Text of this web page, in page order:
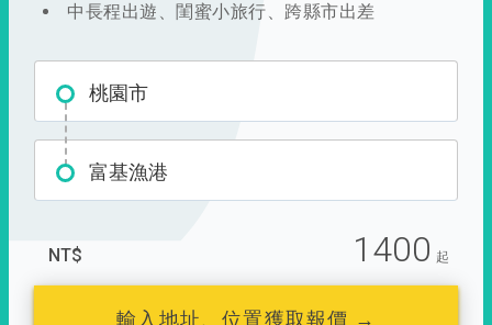
中長程出遊、閨蜜小旅行、跨縣市出差
桃園市
富基漁港
NT$ 1400 起
輸入地址、位置獲取報價 →